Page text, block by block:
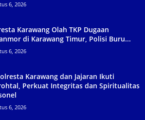
6, 2026
Karawang Olah TKP Dugaan
di Karawang Timur, Polisi Buru...
6, 2026
Karawang dan Jajaran Ikuti
Perkuat Integritas dan Spiritualitas
6, 2026